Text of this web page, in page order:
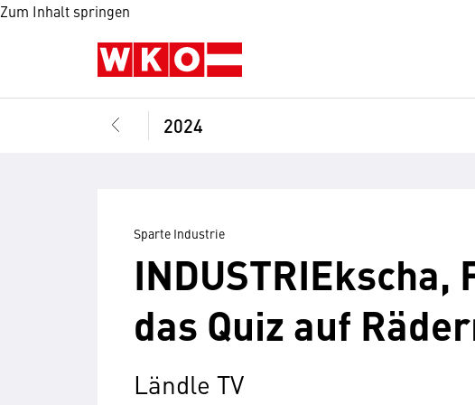
Zum Inhalt springen
2024
Sparte Industrie
INDUSTRIEkscha,
das Quiz auf
Ländle TV